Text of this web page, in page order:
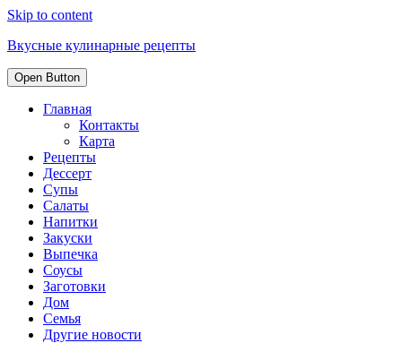
Skip to content
Вкусные кулинарные рецепты
Open Button
Главная
Контакты
Карта
Рецепты
Дессерт
Супы
Салаты
Напитки
Закуски
Выпечка
Соусы
Заготовки
Дом
Семья
Другие новости